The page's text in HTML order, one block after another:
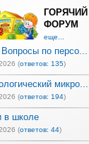
ГОРЯЧИЙ
ФОРУМ
еще...
Вопросы по персо...
(ответов: 135)
микро...
(ответов: 194)
в школе
(ответов: 44)